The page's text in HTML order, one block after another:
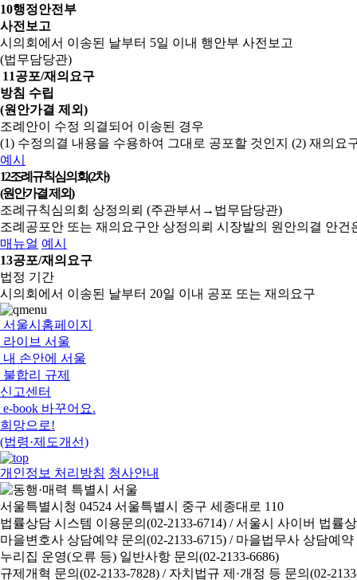
10행정안전부
사전보고
시의회에서 이송된 날부터 5일 이내 행안부 사전보고
(법무담당관)
11공포/재의요구
방침 수립
(원안가결 제외)
조례안이 수정 의결되어 이송된 경우
(1) 수정의결 내용을 수용하여 그대로 공포할 것인지 (2) 재의요
예시
12조례규칙심의회(2차)
(원안가결 제외)
조례규칙심의회 상정의뢰 (주관부서→법무담당관)
조례공포안 또는 재의요구안 상정의뢰 시장발의 원안의결 안건
매뉴얼 예시
13공포/재의요구
법정 기간
시의회에서 이송된 날부터 20일 이내 공포 또는 재의요구
서울시홈페이지
라이브 서울
내 손안에 서울
불합리 규제
신고센터
e-book 바꾸어요.
희망으로!
(법령·제도개선)
개인정보 처리방침 청사안내
서울특별시청 04524 서울특별시 중구 세종대로 110
법률상담 시스템 이용문의(02-2133-6714) /서울시 사이버 법률
마을변호사 상담예약 문의(02-2133-6715) / 마을법무사 상담예약
누리집 운영(오류 등) 일반사항 문의(02-2133-6686)
규제개혁 문의(02-2133-7828) / 자치법규 제·개정 등 문의(02-